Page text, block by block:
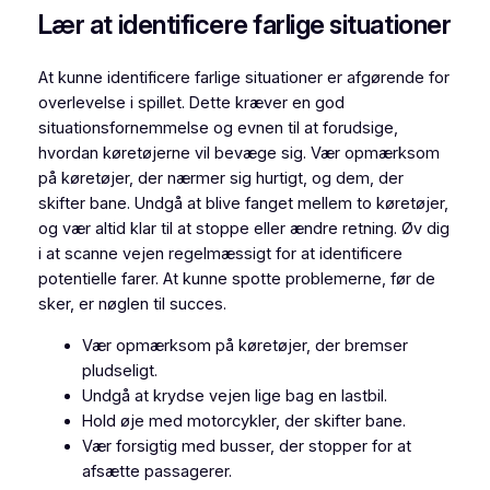
Lær at identificere farlige situationer
At kunne identificere farlige situationer er afgørende for
overlevelse i spillet. Dette kræver en god
situationsfornemmelse og evnen til at forudsige,
hvordan køretøjerne vil bevæge sig. Vær opmærksom
på køretøjer, der nærmer sig hurtigt, og dem, der
skifter bane. Undgå at blive fanget mellem to køretøjer,
og vær altid klar til at stoppe eller ændre retning. Øv dig
i at scanne vejen regelmæssigt for at identificere
potentielle farer. At kunne spotte problemerne, før de
sker, er nøglen til succes.
Vær opmærksom på køretøjer, der bremser
pludseligt.
Undgå at krydse vejen lige bag en lastbil.
Hold øje med motorcykler, der skifter bane.
Vær forsigtig med busser, der stopper for at
afsætte passagerer.